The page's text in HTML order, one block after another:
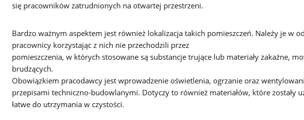
się pracowników zatrudnionych na otwartej przestrzeni.
Bardzo ważnym aspektem jest również lokalizacja takich pomieszczeń. Należy je w
pracownicy korzystając z nich nie przechodzili przez
pomieszczenia, w których stosowane są substancje trujące lub materiały zakaźne,
brudzących.
Obowiązkiem pracodawcy jest wprowadzenie oświetlenia, ogrzanie oraz
przepisami techniczno-budowlanymi. Dotyczy to również materiałów, które zostały
łatwe do utrzymania w czystości.